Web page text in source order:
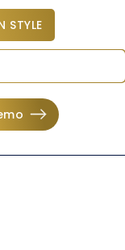
STYLE